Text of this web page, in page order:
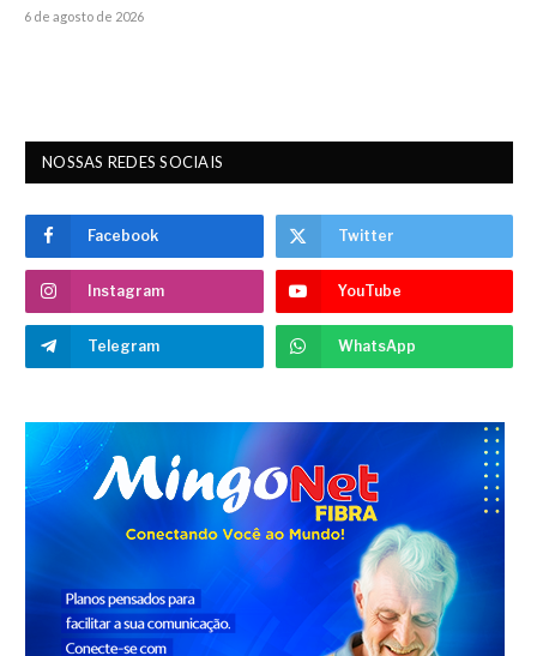
6 de agosto de 2026
NOSSAS REDES SOCIAIS
Facebook Twitter
Instagram YouTube
Telegram WhatsApp